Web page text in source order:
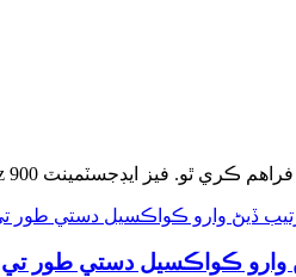
وارو ڪواڪسيل دستي